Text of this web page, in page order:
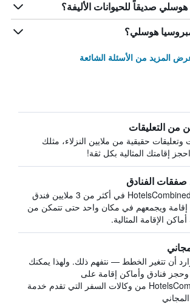
صديقاً للحيوانات الأليفة؟
هوسلي؟
المزيد من الأسئلة الشائعة
من التعليقات
وتعليقات حقيقية من ملايين النزلاء، مثلك
إقامتك المثالية بكل ثقة!
الفنادق
يبحث HotelsCombined في أكثر من 3 ملايين فندق
إقامة ويجمعهم في مكان واحد حتى تتمكن من
الإقامة المثالية.
أن تتغير الخطط — نتفهم ذلك. ولهذا يمكنك
فنادق وأماكن إقامة على
HotelsCombined من وكالات السفر التي تقدم خدمة
المجاني